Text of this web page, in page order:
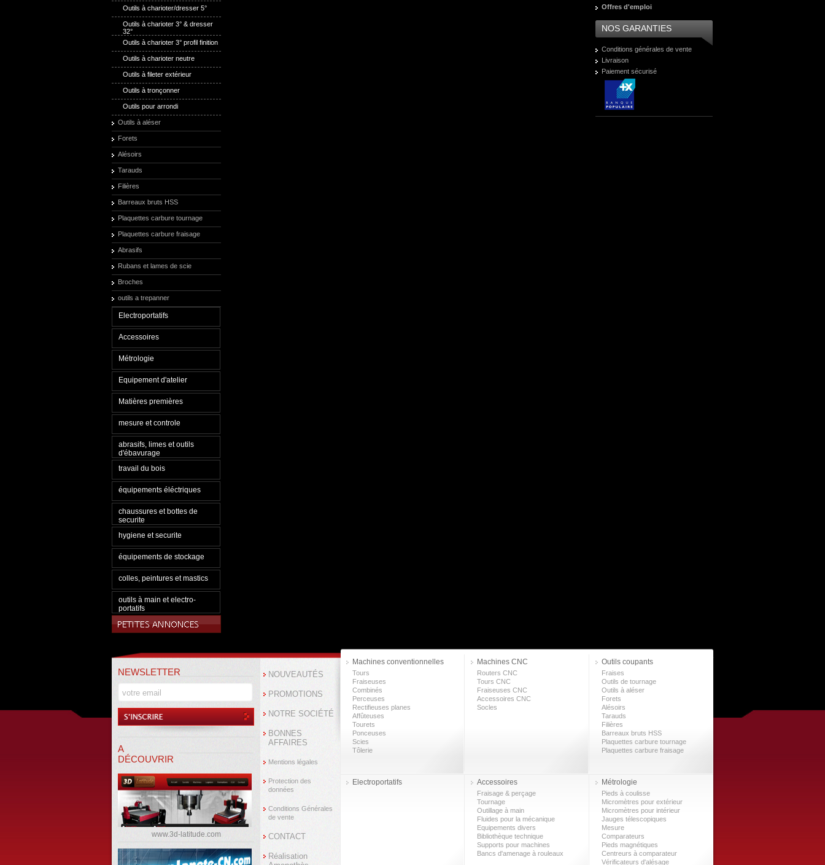
Outils à charioter/dresser 5°
Outils à charioter 3° & dresser
32°
Outils à charioter 3° profil finition
Outils à charioter neutre
Outils à fileter extérieur
Outils à tronçonner
Outils pour arrondi
Outils à aléser
Forets
Alésoirs
Tarauds
Filières
Barreaux bruts HSS
Plaquettes carbure tournage
Plaquettes carbure fraisage
Abrasifs
Rubans et lames de scie
Broches
outils a trepanner
Electroportatifs
Accessoires
Métrologie
Equipement d'atelier
Matières premières
mesure et controle
abrasifs, limes et outils
d'ébavurage
travail du bois
équipements éléctriques
chaussures et bottes de
securite
hygiene et securite
équipements de stockage
colles, peintures et mastics
outils à main et electro-
portatifs
Offres d'emploi
NOS GARANTIES
Conditions générales de vente
Livraison
Paiement sécurisé
NEWSLETTER
A
DÉCOUVRIR
www.3d-latitude.com
NOUVEAUTÉS
PROMOTIONS
NOTRE SOCIÉTÉ
BONNES
AFFAIRES
Mentions légales
Protection des
données
Conditions Générales
de vente
CONTACT
Réalisation
Machines conventionnelles
Tours
Fraiseuses
Combinés
Perceuses
Rectifieuses planes
Affûteuses
Tourets
Ponceuses
Scies
Tôlerie
Machines CNC
Routers CNC
Tours CNC
Fraiseuses CNC
Accessoires CNC
Socles
Outils coupants
Fraises
Outils de tournage
Outils à aléser
Forets
Alésoirs
Tarauds
Filières
Barreaux bruts HSS
Plaquettes carbure tournage
Plaquettes carbure fraisage
Electroportatifs Accessoires
Fraisage & perçage
Tournage
Outillage à main
Fluides pour la mécanique
Equipements divers
Bibliothèque technique
Supports pour machines
Bancs d'amenage à rouleaux
Métrologie
Pieds à coulisse
Micromètres pour extérieur
Micromètres pour intérieur
Jauges télescopiques
Mesure
Comparateurs
Pieds magnétiques
Centreurs à comparateur
Vérificateurs d'alésage